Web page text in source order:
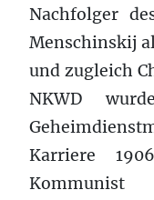
Nachfolger
Menschinskij
und zugleich
NKWD
Karriere
Kommunist